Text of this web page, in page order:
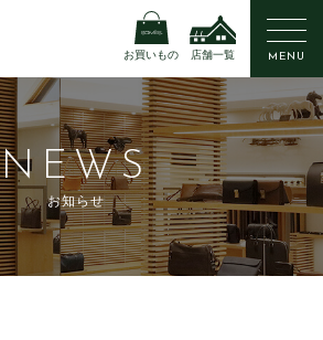
お買いもの 店舗一覧 MENU
NEWS
お知らせ